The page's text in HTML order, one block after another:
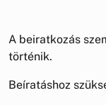
A beiratkozás
történik.
Beíratáshoz